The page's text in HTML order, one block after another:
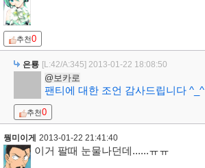
추천0
은룡 [L:42/A:345] 2013-01-22 18:08:50
@보카로
팬티에 대한 조언 감사드립니다 ^_^
추천0
뭥미이게 2013-01-22 21:41:40
이거 팔때 눈물나던데......ㅠㅠ